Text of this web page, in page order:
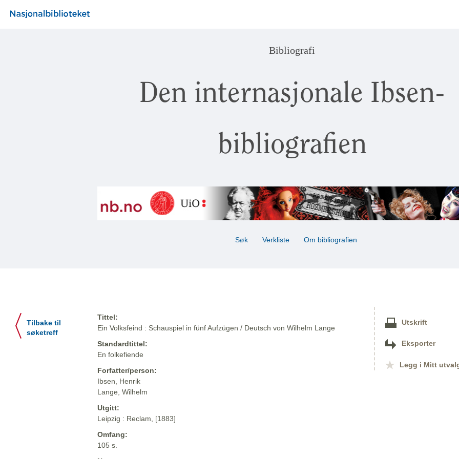
Bibliografi
Den internasjonale Ibsen-
bibliografien
Søk Verkliste Om bibliografien
Tilbake til
søketreff
Tittel:
Ein Volksfeind : Schauspiel in fünf Aufzügen / Deutsch von Wilhelm Lange
Standardtittel:
En folkefiende
Forfatter/person:
Ibsen, Henrik
Lange, Wilhelm
Utgitt:
Leipzig : Reclam, [1883]
Omfang:
105 s.
Utskrift
Eksporter
Legg i Mitt